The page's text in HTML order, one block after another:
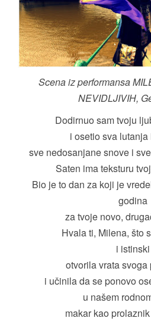
Scena iz performansa
NEVIDLJIVIH,
Dodirnuo sam tvoju
i osetio sva lutanja
sve nedosanjane snove i
Saten ima teksturu
Bio je to dan za koji je
godina
za tvoje novo,
Hvala ti, Milena, što
i istinski
otvorila vrata svoga
i učinila da se ponovo
u našem
makar kao